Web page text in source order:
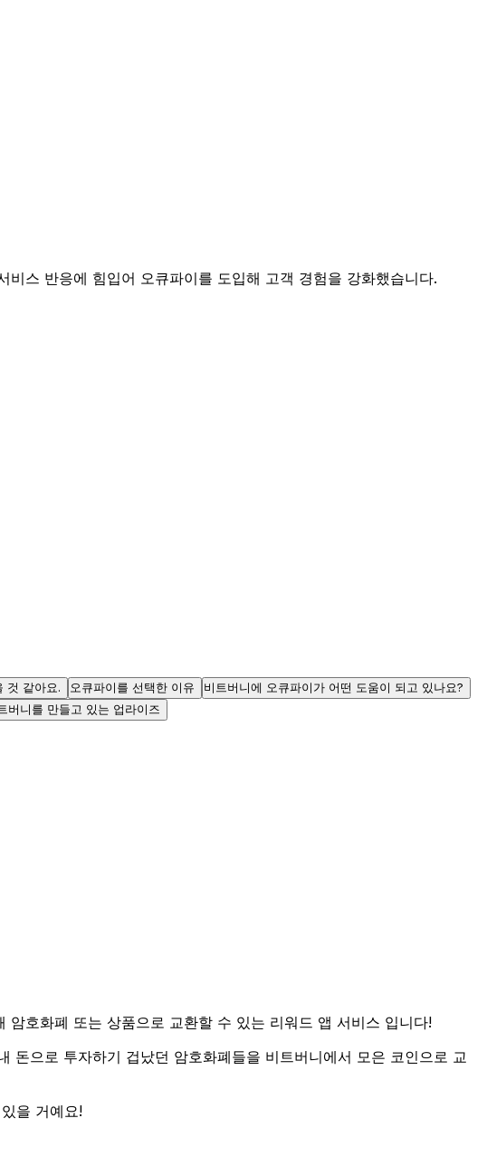
스 반응에 힘입어 오큐파이를 도입해 고객 경험을 강화했습니다.
것 같아요. 오큐파이를 선택한 이유
비트버니에 오큐파이가 어떤 도움이 되고 있나요?
버니를 만들고 있는 업라이즈
호화폐 또는 상품으로 교환할 수 있는 리워드 앱 서비스 입니다!
돈으로 투자하기 겁났던 암호화폐들을 비트버니에서 모은 코인으로 교
을 거예요!